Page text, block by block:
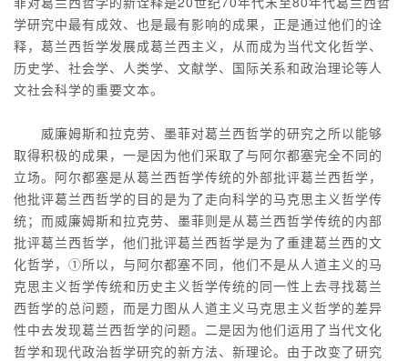
学研究中最有成效、也是最有影响的成果，正是通过他们的诠
释，葛兰西哲学发展成葛兰西主义，从而成为当代文化哲学、
历史学、社会学、人类学、文献学、国际关系和政治理论等人
文社会科学的重要文本。
威廉姆斯和拉克劳、墨菲对葛兰西哲学的研究之所以能够
取得积极的成果，一是因为他们采取了与阿尔都塞完全不同的
立场。阿尔都塞是从葛兰西哲学传统的外部批评葛兰西哲学，
他批评葛兰西哲学的目的是为了走向科学的马克思主义哲学传
统；而威廉姆斯和拉克劳、墨菲则是从葛兰西哲学传统的内部
批评葛兰西哲学，他们批评葛兰西哲学是为了重建葛兰西的文
化哲学，①所以，与阿尔都塞不同，他们不是从人道主义的马
克思主义哲学传统和历史主义哲学传统的同一性上去寻找葛兰
西哲学的总问题，而是力图从人道主义马克思主义哲学的差异
性中去发现葛兰西哲学的问题。二是因为他们运用了当代文化
哲学和现代政治哲学研究的新方法、新理论。由于改变了研究